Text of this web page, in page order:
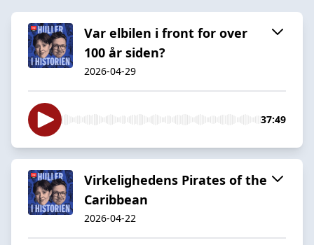
Var elbilen i front for over
100 år siden?
2026-04-29
37:49
Virkelighedens Pirates of the
Caribbean
2026-04-22